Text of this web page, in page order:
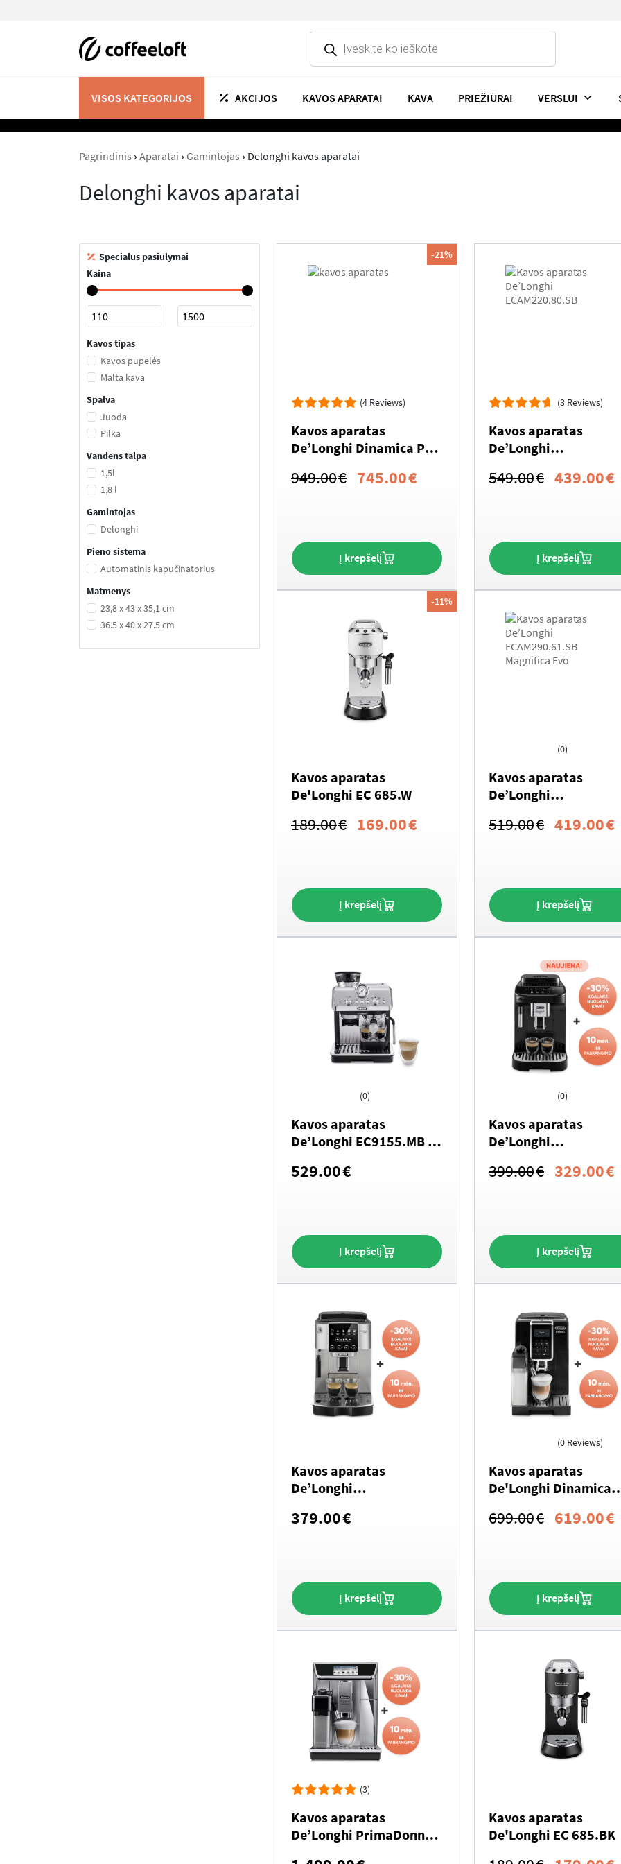
Products
search
VISOS KATEGORIJOS AKCIJOS KAVOS APARATAI KAVA PRIEŽIŪRAI VERSLUI
Pagrindinis › Aparatai › Gamintojas › Delonghi kavos aparatai
Delonghi kavos aparatai
Specialūs pasiūlymai
Kaina
Kavos tipas
Kavos pupelės
Malta kava
Spalva
Juoda
Pilka
Vandens talpa
1,5l
1,8 l
Gamintojas
Delonghi
Pieno sistema
Automatinis kapučinatorius
Matmenys
23,8 x 43 x 35,1 cm
36.5 x 40 x 27.5 cm
-21%
(4 Reviews)
Kavos aparatas
De’Longhi Dinamica Plus
949.00€ Original
949.00€.
745.00€Current
745.00€.
Į krepšelį
(3 Reviews)
Kavos aparatas
De’Longhi
549.00€ Original
549.00€.
439.00€
Į krepšelį
-11%
Kavos aparatas
De'Longhi EC 685.W
189.00€ Original
189.00€.
169.00€Current
169.00€.
Į krepšelį
(0)
Kavos aparatas
De’Longhi
Magnifica Evo
519.00€ Original
519.00€.
419.00€
Į krepšelį
(0)
Kavos aparatas
De’Longhi EC9155.MB La
529.00€
Į krepšelį
(0)
Kavos aparatas
De’Longhi
Evo
399.00€ Original
399.00€.
329.00€
Į krepšelį
Kavos aparatas
De’Longhi
Magnifica Start
379.00€
Į krepšelį
(0 Reviews)
Kavos aparatas
De'Longhi Dinamica
699.00€ Original
699.00€.
619.00€
Į krepšelį
(3)
Kavos aparatas
De’Longhi PrimaDonna
Kavos aparatas
De'Longhi EC 685.BK